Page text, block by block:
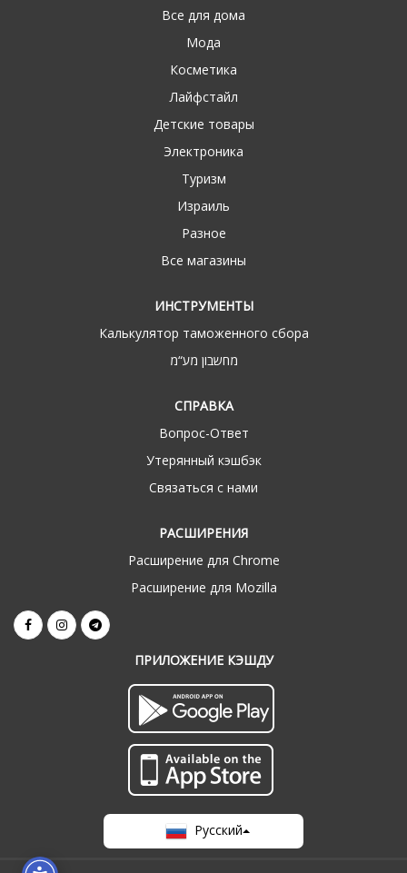
Все для дома
Мода
Косметика
Лайфстайл
Детские товары
Электроника
Туризм
Израиль
Разное
Все магазины
ИНСТРУМЕНТЫ
Калькулятор таможенного сбора
מחשבון מע“מ
СПРАВКА
Вопрос-Ответ
Утерянный кэшбэк
Связаться с нами
РАСШИРЕНИЯ
Расширение для Chrome
Расширение для Mozilla
ПРИЛОЖЕНИЕ КЭШДУ
Русский